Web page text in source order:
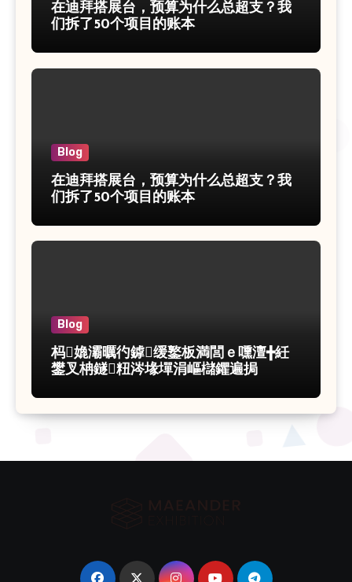
在迪拜搭展台，预算为什么总超支？我
们拆了50个项目的账本
Blog
在迪拜搭展台，预算为什么总超支？我
们拆了50个项目的账本
Blog
杩嫓灞曞彴鎼缓鐜板満閭ｅ嚑澶╋紝
鐢叉柟鐩粈涔堟墠涓嶇櫧鑺遍挶